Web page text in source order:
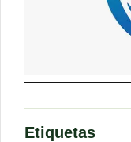
Etiquetas